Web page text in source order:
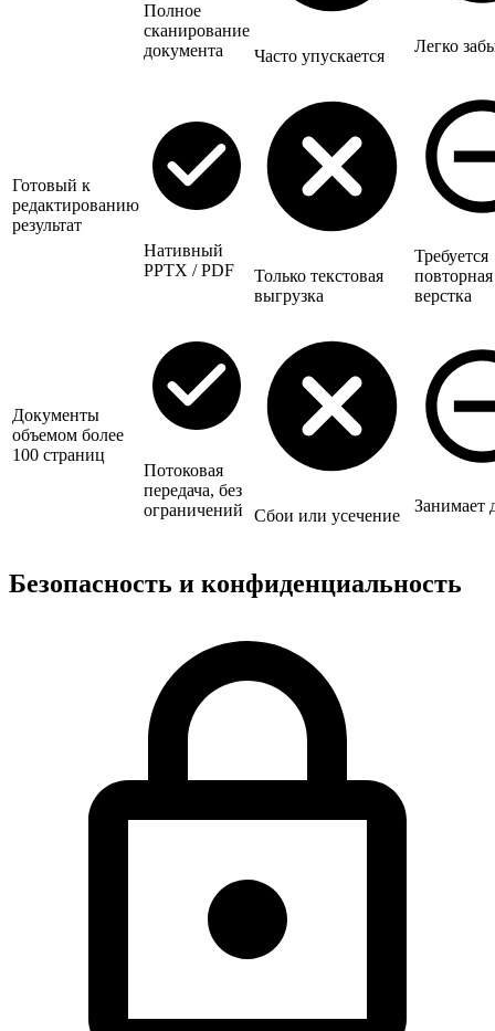
Полное
сканирование
документа
Часто упускается
Легко
Готовый к
редактированию
результат
Нативный
PPTX / PDF
Только текстовая
выгрузка
Требуется
повторная
верстка
Документы
объемом более
100 страниц
Потоковая
передача, без
ограничений
Сбои или усечение
Занимает
Безопасность и конфиденциальность